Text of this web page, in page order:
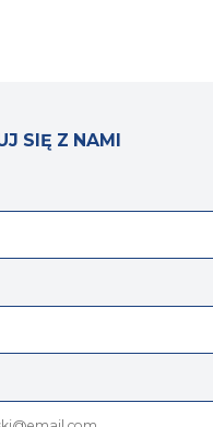
SIĘ Z NAMI